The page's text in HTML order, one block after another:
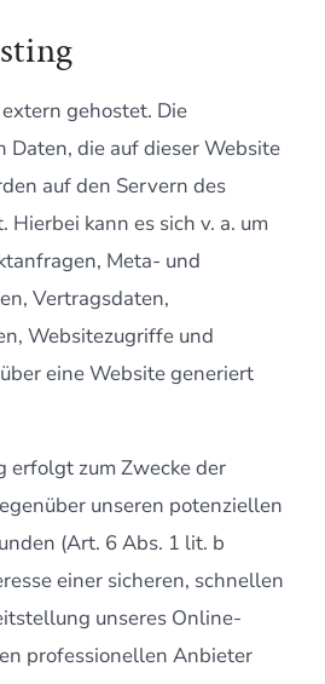
gehostet. Die
Daten, die auf dieser Website
auf den Servern des
Hierbei kann es sich v. a. um
Meta- und
Vertragsdaten,
Websitezugriffe und
eine Website generiert
erfolgt zum Zwecke der
unseren potenziellen
(Art. 6 Abs. 1 lit. b
einer sicheren, schnellen
unseres Online-
professionellen Anbieter